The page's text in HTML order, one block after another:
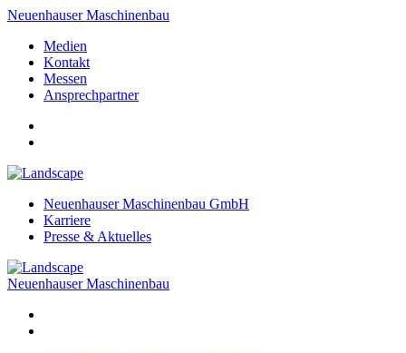
Neuenhauser Maschinenbau
Medien
Kontakt
Messen
Ansprechpartner
Neuenhauser Maschinenbau GmbH
Karriere
Presse & Aktuelles
Neuenhauser Maschinenbau